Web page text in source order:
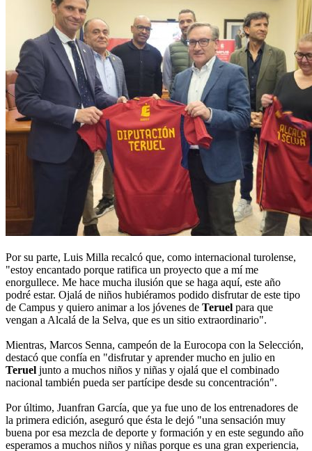
Por su parte, Luis Milla recalcó que, como internacional turolense,
"estoy encantado porque ratifica un proyecto que a mí me
enorgullece. Me hace mucha ilusión que se haga aquí, este año
podré estar. Ojalá de niños hubiéramos podido disfrutar de este tipo
de Campus y quiero animar a los jóvenes de Teruel para que
vengan a Alcalá de la Selva, que es un sitio extraordinario".
Mientras, Marcos Senna, campeón de la Eurocopa con la Selección,
destacó que confía en "disfrutar y aprender mucho en julio en
Teruel junto a muchos niños y niñas y ojalá que el combinado
nacional también pueda ser partícipe desde su concentración".
Por último, Juanfran García, que ya fue uno de los entrenadores de
la primera edición, aseguró que ésta le dejó "una sensación muy
buena por esa mezcla de deporte y formación y en este segundo año
esperamos a muchos niños y niñas porque es una gran experiencia,